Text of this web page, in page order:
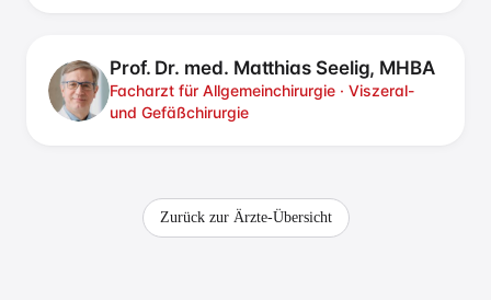
Prof. Dr. med. Matthias Seelig, MHBA
Facharzt für Allgemeinchirurgie · Viszeral-
und Gefäßchirurgie
Zurück zur Ärzte-Übersicht